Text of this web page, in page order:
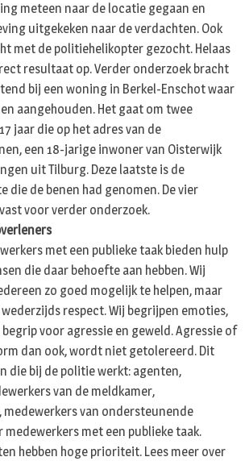
meteen naar de locatie gegaan en
uitgekeken naar de verdachten. Ook
met de politiehelikopter gezocht. Helaas
resultaat op. Verder onderzoek bracht
bij een woning in Berkel-Enschot waar
aangehouden. Het gaat om twee
jaar die op het adres van de
een 18-jarige inwoner van Oisterwijk
uit Tilburg. Deze laatste is de
die de benen had genomen. De vier
voor verder onderzoek.
met een publieke taak bieden hulp
die daar behoefte aan hebben. Wij
zo goed mogelijk te helpen, maar
respect. Wij begrijpen emoties,
voor agressie en geweld. Agressie of
dan ook, wordt niet getolereerd. Dit
die bij de politie werkt: agenten,
van de meldkamer,
medewerkers van ondersteunende
met een publieke taak.
hebben hoge prioriteit. Lees meer over